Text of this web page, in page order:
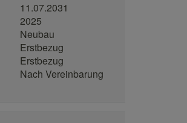
11.07.2031
2025
Neubau
Erstbezug
Erstbezug
Nach Vereinbarung